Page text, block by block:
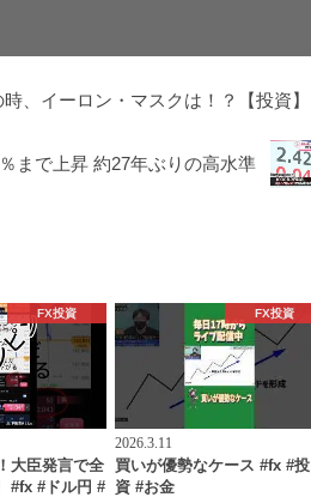
、イーロン・マスクは！？【投資】
まで上昇 約27年ぶりの高水準
FX投資
大臣発言で全
#fx #ドル円 #
FX投資
2026.3.11
買いが優勢なケース #fx #投
資 #お金